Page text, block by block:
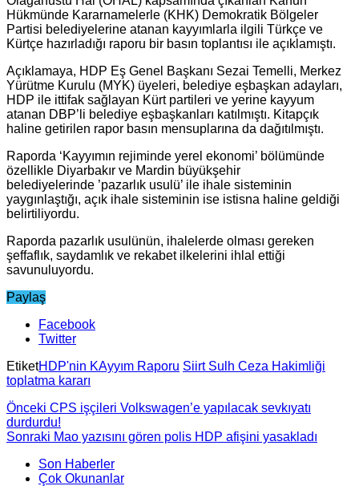
Hükmünde Kararnamelerle (KHK) Demokratik Bölgeler
Partisi belediyelerine atanan kayyımlarla ilgili Türkçe ve
Kürtçe hazırladığı raporu bir basın toplantısı ile açıklamıştı.
Açıklamaya, HDP Eş Genel Başkanı Sezai Temelli, Merkez
Yürütme Kurulu (MYK) üyeleri, belediye eşbaşkan adayları,
HDP ile ittifak sağlayan Kürt partileri ve yerine kayyum
atanan DBP’li belediye eşbaşkanları katılmıştı. Kitapçık
haline getirilen rapor basın mensuplarına da dağıtılmıştı.
Raporda ‘Kayyımın rejiminde yerel ekonomi’ bölümünde
özellikle Diyarbakır ve Mardin büyükşehir
belediyelerinde ’pazarlık usulü’ ile ihale sisteminin
yaygınlaştığı, açık ihale sisteminin ise istisna haline geldiği
belirtiliyordu.
Raporda pazarlık usulünün, ihalelerde olması gereken
şeffaflık, saydamlık ve rekabet ilkelerini ihlal ettiği
savunuluyordu.
Paylaş
Facebook
Twitter
EtiketHDP'nin KAyyım Raporu Siirt Sulh Ceza Hakimliği
toplatma kararı
Önceki CPS işçileri Volkswagen’e yapılacak sevkıyatı
durdurdu!
Sonraki Mao yazısını gören polis HDP afişini yasakladı
Son Haberler
Çok Okunanlar